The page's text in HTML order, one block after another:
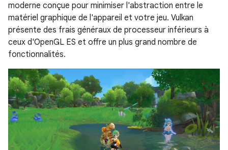
moderne conçue pour minimiser l'abstraction entre le
matériel graphique de l'appareil et votre jeu. Vulkan
présente des frais généraux de processeur inférieurs à
ceux d'OpenGL ES et offre un plus grand nombre de
fonctionnalités.